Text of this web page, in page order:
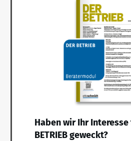
Haben wir Ihr Interesse
BETRIEB geweckt?